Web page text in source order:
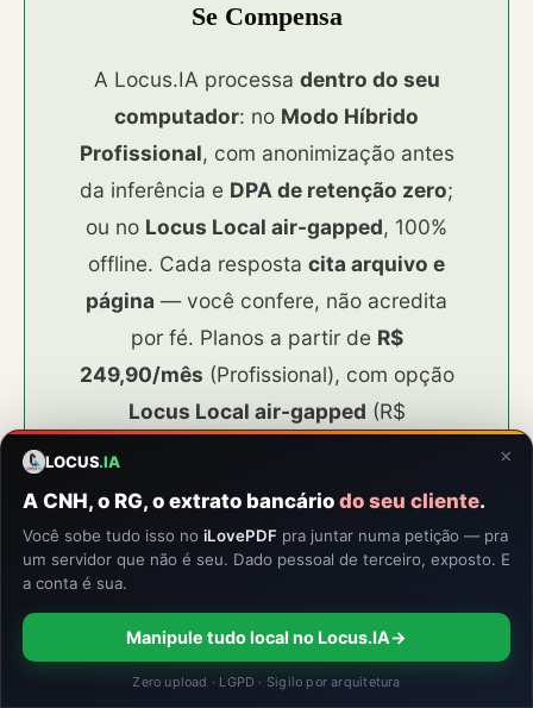
Se Compensa
A Locus.IA processa dentro do seu
computador: no Modo Híbrido
Profissional, com anonimização antes
da inferência e DPA de retenção zero;
ou no Locus Local air-gapped, 100%
offline. Cada resposta cita arquivo e
página — você confere, não acredita
por fé. Planos a partir de R$
249,90/mês (Profissional), com opção
Locus Local air-gapped (R$
para você fazer a sua própria conta
×
LOCUS.IA
A CNH, o RG, o extrato bancário do seu cliente.
Você sobe tudo isso no iLovePDF pra juntar numa petição — pra
um servidor que não é seu. Dado pessoal de terceiro, exposto. E
a conta é sua.
Manipule tudo local no Locus.IA→
Zero upload · LGPD · Sigilo por arquitetura